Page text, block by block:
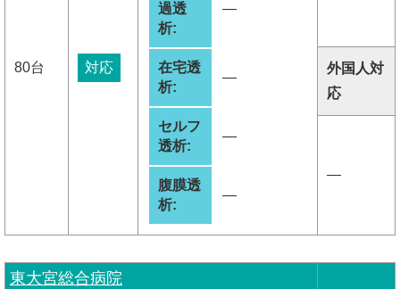
80台 対応
過透
析:
―
在宅透
析:
―
セルフ
透析:
―
腹膜透
析:
―
外国人対
応
―
東大宮総合病院